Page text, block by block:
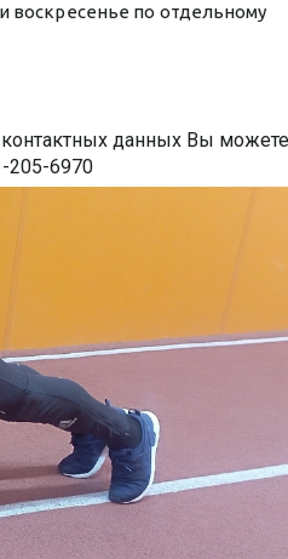
воскресенье по отдельному
данных Вы можете
205-6970